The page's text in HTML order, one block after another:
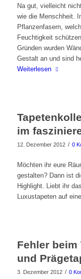
Na gut, vielleicht
wie die Menschheit.
Pflanzenfasern,
Feuchtigkeit
Gründen wurden
Gestalt an und sind
Weiterlesen
im
12. Dezember 2012 / 0
Möchten ihr eure
gestalten? Dann ist
Highlight. Liebt ihr
Luxustapeten auf
Fehler beim
und
3. Dezember 2012 / 0